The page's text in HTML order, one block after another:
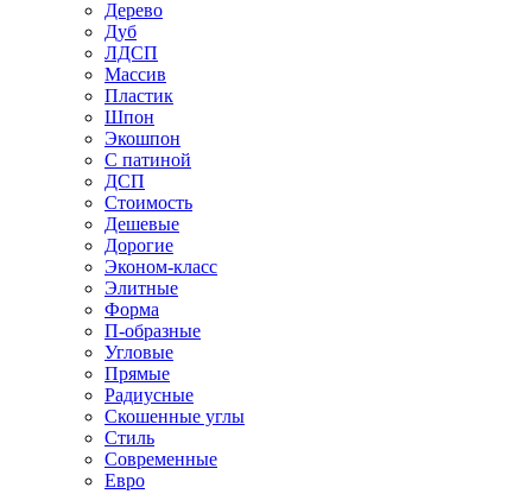
Дерево
Дуб
ЛДСП
Массив
Пластик
Шпон
Экошпон
С патиной
ДСП
Стоимость
Дешевые
Дорогие
Эконом-класс
Элитные
Форма
П-образные
Угловые
Прямые
Радиусные
Скошенные углы
Стиль
Современные
Евро